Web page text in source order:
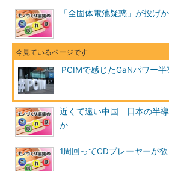
「全固体電池疑惑」が投げ
PCIMで感じたGaNパワー
近くて遠い中国 日本の半導
か
1周回ってCDプレーヤーが